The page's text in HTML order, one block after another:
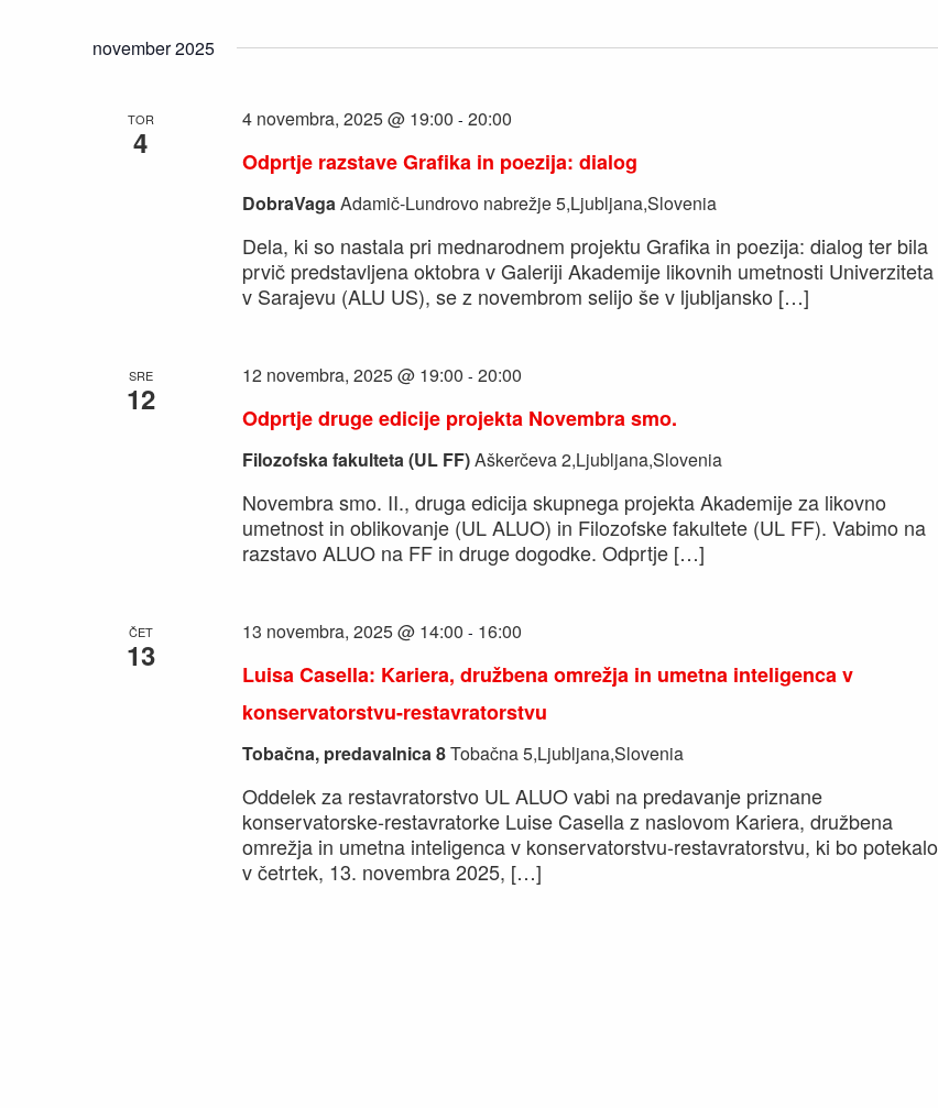
november 2025
TOR
4
Odprtje razstave Grafika in poezija: dialog
4 novembra, 2025 @ 19:00 - 20:00
DobraVagaAdamič-Lundrovo nabrežje 5,Ljubljana,Slovenia
Dela, ki so nastala pri mednarodnem projektu Grafika in poezija: dialog ter bila
prvič predstavljena oktobra v Galeriji Akademije likovnih umetnosti Univerziteta
v Sarajevu (ALU US), se z novembrom selijo še v ljubljansko […]
SRE
12
Odprtje druge edicije projekta Novembra smo.
12 novembra, 2025 @ 19:00 - 20:00
Filozofska fakulteta (UL FF)Aškerčeva 2,Ljubljana,Slovenia
Novembra smo. II., druga edicija skupnega projekta Akademije za likovno
umetnost in oblikovanje (UL ALUO) in Filozofske fakultete (UL FF). Vabimo na
razstavo ALUO na FF in druge dogodke. Odprtje […]
ČET
13
Luisa Casella: Kariera, družbena omrežja in umetna inteligenca v
konservatorstvu-restavratorstvu
13 novembra, 2025 @ 14:00 - 16:00
Tobačna, predavalnica 8Tobačna 5,Ljubljana,Slovenia
Oddelek za restavratorstvo UL ALUO vabi na predavanje priznane
konservatorske-restavratorke Luise Casella z naslovom Kariera, družbena
omrežja in umetna inteligenca v konservatorstvu-restavratorstvu, ki bo potekalo
v četrtek, 13. novembra 2025, […]